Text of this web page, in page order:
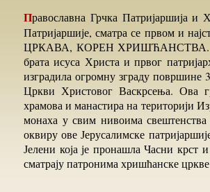
Православна Грчка Патријаршија и Храм Светог Константина и Јелене је у улици Грчке
Патријаршије, сматра се првом и
ЦРКАВА, КОРЕН ХРИШЋАНСТВА.
брата исуса Христа и првог
изградила огромну зграду површине
Цркви Христовог Васкрсења. Ова
храмова и манастира на територији
монаха у свим нивоима
оквиру ове Јерусалимске
Јелени која је пронашла Часни
сматрају патронима хришћанске